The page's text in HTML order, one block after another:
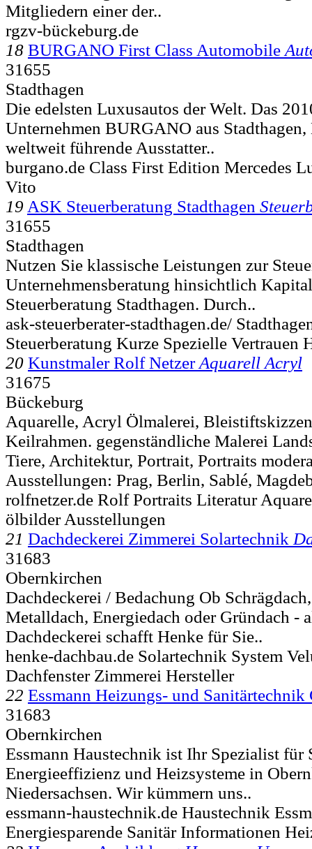
Mitgliedern einer der..
rgzv-bückeburg.de
18 BURGANO First Class Automobile
31655
Stadthagen
Die edelsten Luxusautos der Welt. Das
Unternehmen BURGANO aus
weltweit führende Ausstatter..
burgano.de Class First Edition Mercedes
Vito
19 ASK Steuerberatung Stadthagen
31655
Stadthagen
Nutzen Sie klassische Leistungen zur
Unternehmensberatung hinsichtlich
Steuerberatung Stadthagen. Durch..
ask-steuerberater-stadthagen.de/
Steuerberatung Kurze Spezielle Vertrauen
20 Kunstmaler Rolf Netzer Aquarell Acryl
31675
Bückeburg
Aquarelle, Acryl Ölmalerei,
Keilrahmen. gegenständliche Malerei
Tiere, Architektur, Portrait, Portraits
Ausstellungen: Prag, Berlin, Sablé,
rolfnetzer.de Rolf Portraits Literatur
ölbilder Ausstellungen
21 Dachdeckerei Zimmerei Solartechnik
31683
Obernkirchen
Dachdeckerei / Bedachung Ob
Metalldach, Energiedach oder Gründach -
Dachdeckerei schafft Henke für Sie..
henke-dachbau.de Solartechnik System
Dachfenster Zimmerei Hersteller
22 Essmann Heizungs- und
31683
Obernkirchen
Essmann Haustechnik ist Ihr Spezialist für
Energieeffizienz und Heizsysteme in
Niedersachsen. Wir kümmern uns..
essmann-haustechnik.de Haustechnik
Energiesparende Sanitär Informationen